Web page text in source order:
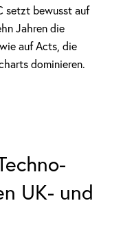
setzt bewusst auf
Jahren die
auf Acts, die
dominieren.
UK- und